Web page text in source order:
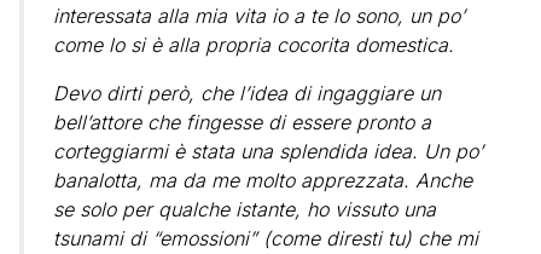
interessata alla mia vita io a te lo sono, un po’
come lo si è alla propria cocorita domestica.
Devo dirti però, che l’idea di ingaggiare un
bell’attore che fingesse di essere pronto a
corteggiarmi è stata una splendida idea. Un po’
banalotta, ma da me molto apprezzata. Anche
se solo per qualche istante, ho vissuto una
tsunami di “emossioni” (come diresti tu) che mi